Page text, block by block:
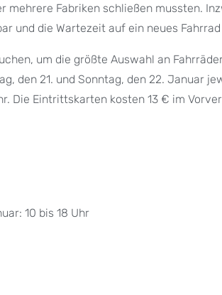
mehrere Fabriken schließen mussten.
und die Wartezeit auf ein neues
um die größte Auswahl an
den 21. und Sonntag, den 22. Januar
Die Eintrittskarten kosten 13 € im
10 bis 18 Uhr